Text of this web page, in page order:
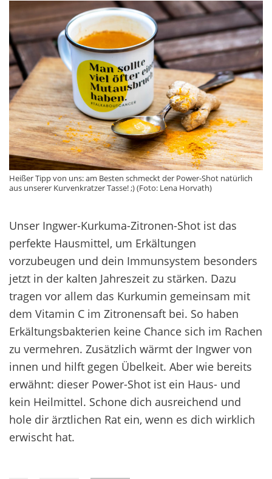
Heißer Tipp von uns: am Besten schmeckt der Power-Shot natürlich
aus unserer Kurvenkratzer Tasse! ;) (Foto: Lena Horvath)
Unser Ingwer-Kurkuma-Zitronen-Shot ist das
perfekte Hausmittel, um Erkältungen
vorzubeugen und dein Immunsystem besonders
jetzt in der kalten Jahreszeit zu stärken. Dazu
tragen vor allem das Kurkumin gemeinsam mit
dem Vitamin C im Zitronensaft bei. So haben
Erkältungsbakterien keine Chance sich im Rachen
zu vermehren. Zusätzlich wärmt der Ingwer von
innen und hilft gegen Übelkeit. Aber wie bereits
erwähnt: dieser Power-Shot ist ein Haus- und
kein Heilmittel. Schone dich ausreichend und
hole dir ärztlichen Rat ein, wenn es dich wirklich
erwischt hat.